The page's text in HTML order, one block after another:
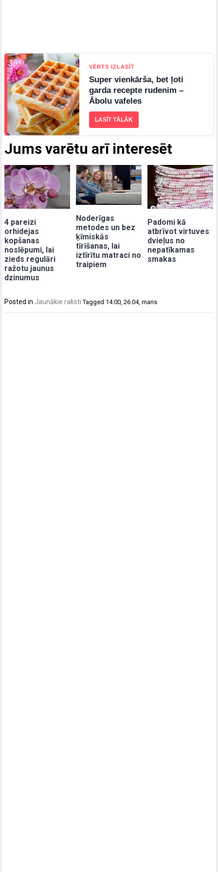
Jums varētu arī interesēt
4 pareizi
orhidejas
kopšanas
noslēpumi, lai
zieds regulāri
ražotu jaunus
dzinumus
Noderīgas
metodes un bez
ķīmiskās
tīrīšanas, lai
iztīrītu matraci no
traipiem
Padomi kā
atbrīvot virtuves
dvieļus no
nepatīkamas
smakas
VĒRTS IZLASĪT
Super vienkārša, bet ļoti
garda recepte rudenim –
Ābolu vafeles
LASĪT TĀLĀK
Posted in Jaunākie raksti Tagged 14:00 ,26.04,mans